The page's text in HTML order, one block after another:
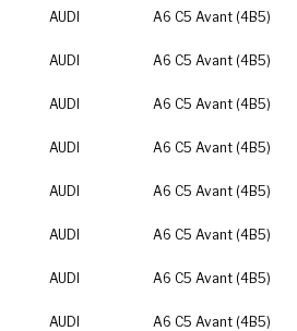
AUDI
A6 C5 Avant (4B5)
AUDI
A6 C5 Avant (4B5)
AUDI
A6 C5 Avant (4B5)
AUDI
A6 C5 Avant (4B5)
AUDI
A6 C5 Avant (4B5)
AUDI
A6 C5 Avant (4B5)
AUDI
A6 C5 Avant (4B5)
AUDI
A6 C5 Avant (4B5)